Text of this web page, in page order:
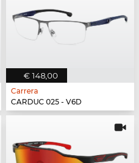
€ 148,00
Carrera
CARDUC 025 - V6D